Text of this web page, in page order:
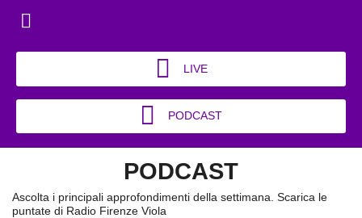
LIVE
PODCAST
PODCAST
Ascolta i principali approfondimenti della settimana. Scarica le
puntate di Radio Firenze Viola